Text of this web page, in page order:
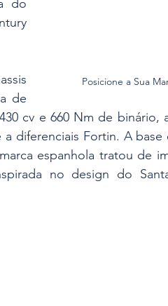
Posicione a Sua
de
cv e 660 Nm de binário,
diferenciais Fortin. A base
espanhola tratou de
no design do